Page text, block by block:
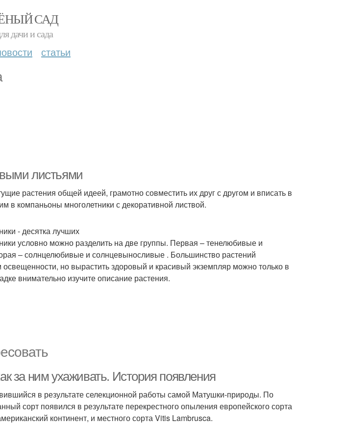
САД
дачи и сада
статьи
листьями
растения общей идеей, грамотно совместить их друг с другом и вписать в
в компаньоны многолетники с декоративной листвой.
- десятка лучших
условно можно разделить на две группы. Первая – тенелюбивые и
– солнцелюбивые и солнцевыносливые . Большинство растений
но вырастить здоровый и красивый экземпляр можно только в
внимательно изучите описание растения.
за ним ухаживать. История появления
в результате селекционной работы самой Матушки-природы. По
сорт появился в результате перекрестного опыления европейского сорта
континент, и местного сорта Vitis Lambrusca.